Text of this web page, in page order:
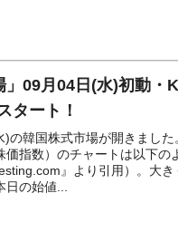
」09月04日(水)初動・
タート！
の韓国株式市場が開きました
価指数）のチャートは以下の
』より引用）。大
日の始値...